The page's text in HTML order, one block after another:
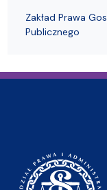
Zakład Prawa
Publicznego